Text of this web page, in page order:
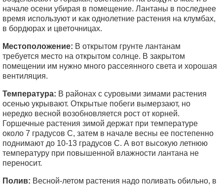
начале осени убирая в помещение. Лантаны в последнее
время используют и как однолетние растения на клумбах,
в бордюрах и цветочницах.
Местоположение: В открытом грунте лантанам
требуется место на открытом солнце. В закрытом
помещении им нужно много рассеянного света и хорошая
вентиляция.
Температура: В районах с суровыми зимами растения
осенью укрывают. Открытые побеги вымерзают, но
нередко весной возобновляется рост от корней.
Горшечные растения зимой держат при температуре
около 7 градусов С, затем в начале весны ее постепенно
поднимают до 10-13 градусов С. А вот высокую летнюю
температуру при повышенной влажности лантана не
переносит.
Полив: Весной-летом растения надо поливать обильно, в